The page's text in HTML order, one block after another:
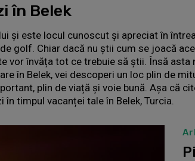
în Belek
și este locul cunoscut și apreciat în
golf. Chiar dacă nu știi cum se joacă
vor învăța tot ce trebuie să știi. Însă asta
în Belek, vei descoperi un loc plin de
plin de viață și voie bună. Așa că
timpul vacanței tale în Belek, Turcia.